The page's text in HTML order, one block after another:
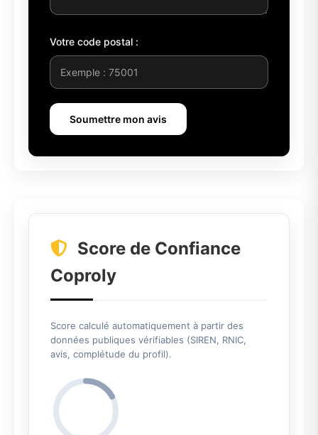
Votre code postal :
Soumettre mon avis
Score de Confiance
Coproly
Score calculé automatiquement à partir des
données publiques vérifiables (SIREN, RNIC,
avis, complétude du profil).